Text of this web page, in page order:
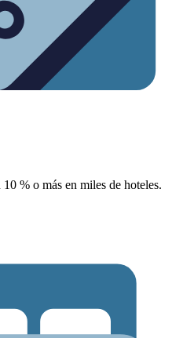
% o más en miles de hoteles.